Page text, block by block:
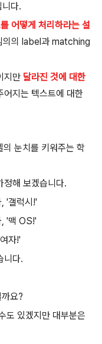
다.
어떻게 처리하라는 설
의의 label과 matching
지만 달라진 것에 대한
어지는 텍스트에 대한
눈치를 키워주는 학
정해 보겠습니다.
'갤럭시!'
, '맥 OS!'
자!'
니다.
요?
도 있겠지만 대부분은